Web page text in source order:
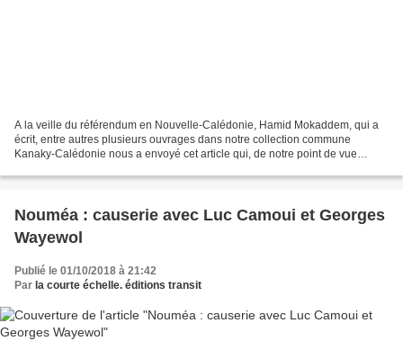
A la veille du référendum en Nouvelle-Calédonie, Hamid Mokaddem, qui a
écrit, entre autres plusieurs ouvrages dans notre collection commune
Kanaky-Calédonie nous a envoyé cet article qui, de notre point de vue
Nouméa : causerie avec Luc Camoui et Georges
Wayewol
Publié le 01/10/2018 à 21:42
Par la courte échelle. éditions transit